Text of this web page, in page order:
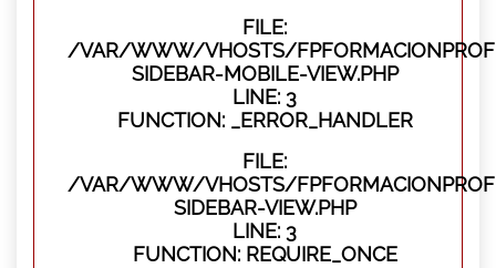
FILE:
/VAR/WWW/VHOSTS/
SIDEBAR-MOBILE-VIEW.PHP
LINE: 3
FUNCTION: _ERROR_HANDLER
FILE:
/VAR/WWW/VHOSTS/
SIDEBAR-VIEW.PHP
LINE: 3
FUNCTION: REQUIRE_ONCE